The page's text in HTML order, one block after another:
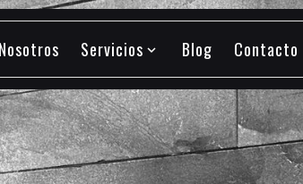
Nosotros
Servicios expand_more
Blog
Contacto